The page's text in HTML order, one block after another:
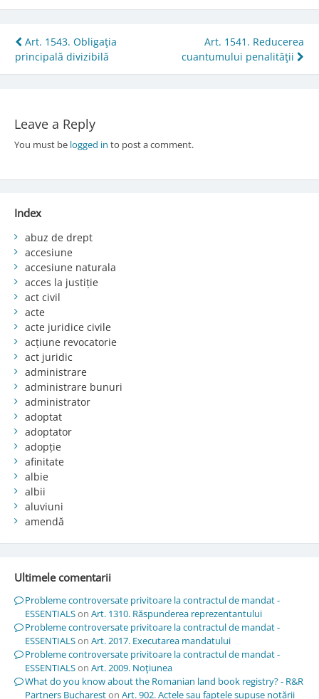
Post
navigation
Art. 1543. Obligaţia
principală divizibilă
Art. 1541. Reducerea
cuantumului penalităţii
Leave a Reply
You must be logged in to post a comment.
Index
abuz de drept
accesiune
accesiune naturala
acces la justiție
act civil
acte
acte juridice civile
acțiune revocatorie
act juridic
administrare
administrare bunuri
administrator
adoptat
adoptator
adopție
afinitate
albie
albii
aluviuni
amendă
Ultimele comentarii
Probleme controversate privitoare la contractul de mandat -
ESSENTIALSon Art. 1310. Răspunderea reprezentantului
Probleme controversate privitoare la contractul de mandat -
ESSENTIALSon Art. 2017. Executarea mandatului
Probleme controversate privitoare la contractul de mandat -
ESSENTIALSon Art. 2009. Noţiunea
What do you know about the Romanian land book registry? - R&R
Partners Buchareston Art. 902. Actele sau faptele supuse notării